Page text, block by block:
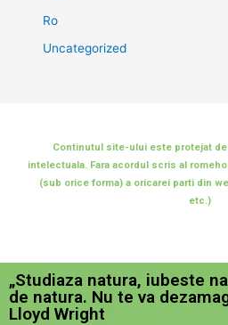
Ro
Uncategorized
Continutul site-ului este protejat
intelectuala. Fara acordul scris al
(sub orice forma) a oricarei parti din
etc.)
„Studiaza natura, iubeste
de natura. Nu te va
Lloyd Wright